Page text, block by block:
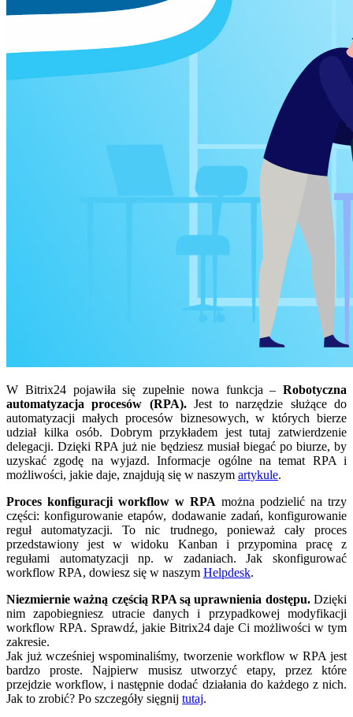
W Bitrix24 pojawiła się zupełnie nowa funkcja – Robotyczna
automatyzacja procesów (RPA).Jest to narzędzie służące do
automatyzacji małych procesów biznesowych, w których bierze
udział kilka osób. Dobrym przykładem jest tutaj zatwierdzenie
delegacji. Dzięki RPA już nie będziesz musiał biegać po biurze, by
uzyskać zgodę na wyjazd. Informacje ogólne na temat RPA i
możliwości, jakie daje, znajdują się w naszym artykule.
Proces konfiguracji workflow w RPA można podzielić na trzy
części: konfigurowanie etapów, dodawanie zadań, konfigurowanie
reguł automatyzacji. To nic trudnego, ponieważ cały proces
przedstawiony jest w widoku Kanban i przypomina pracę z
regułami automatyzacji np. w zadaniach. Jak skonfigurować
workflow RPA, dowiesz się w naszym Helpdesk.
Niezmiernie ważną częścią RPA są uprawnienia dostępu.Dzięki
nim zapobiegniesz utracie danych i przypadkowej modyfikacji
workflow RPA. Sprawdź, jakie Bitrix24 daje Ci możliwości w tym
zakresie.
Jak już wcześniej wspominaliśmy, tworzenie workflow w RPA jest
bardzo proste. Najpierw musisz utworzyć etapy, przez które
przejdzie workflow, i następnie dodać działania do każdego z nich.
Jak to zrobić? Po szczegóły sięgnij tutaj.